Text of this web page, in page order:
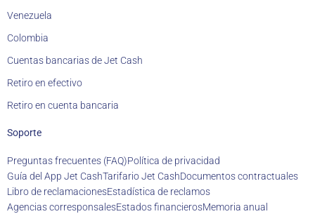
Venezuela
Colombia
Cuentas bancarias de Jet Cash
Retiro en efectivo
Retiro en cuenta bancaria
Soporte
Preguntas frecuentes (FAQ)Política de privacidad
Guía del App Jet CashTarifario Jet CashDocumentos contractuales
Libro de reclamacionesEstadística de reclamos
Agencias corresponsalesEstados financierosMemoria anual